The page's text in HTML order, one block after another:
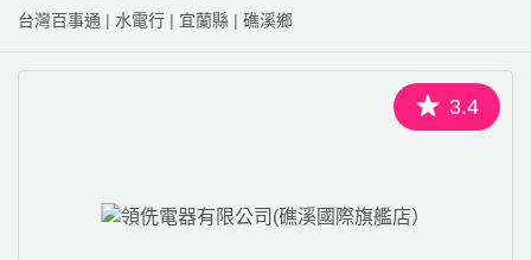
台灣百事通 | 水電行 | 宜蘭縣 | 礁溪鄉
3.4